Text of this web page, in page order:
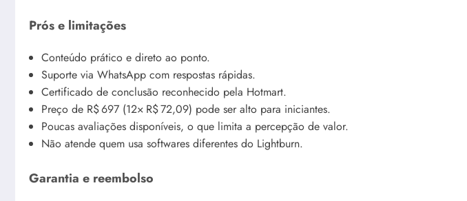
Prós e limitações
Conteúdo prático e direto ao ponto.
Suporte via WhatsApp com respostas rápidas.
Certificado de conclusão reconhecido pela Hotmart.
Preço de R$ 697 (12× R$ 72,09) pode ser alto para iniciantes.
Poucas avaliações disponíveis, o que limita a percepção de valor.
Não atende quem usa softwares diferentes do Lightburn.
Garantia e reembolso